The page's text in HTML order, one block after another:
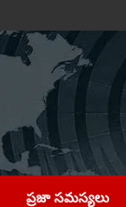
ప్రజా సమస్యలు